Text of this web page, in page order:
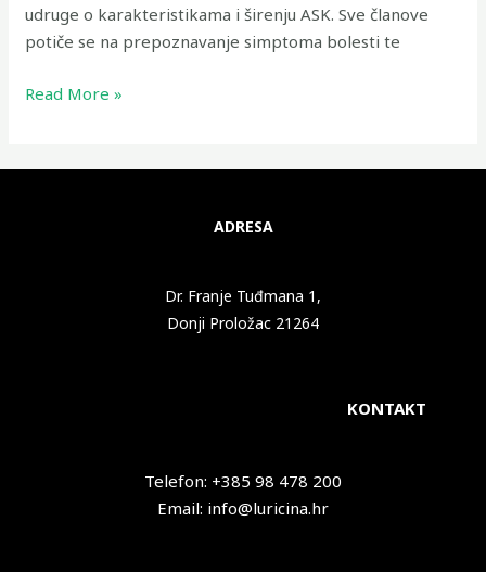
udruge o karakteristikama i širenju ASK. Sve članove
potiče se na prepoznavanje simptoma bolesti te
Read More »
ADRESA
Dr. Franje Tuđmana 1,
Donji Proložac 21264
KONTAKT
Telefon: +385 98 478 200
Email: info@luricina.hr